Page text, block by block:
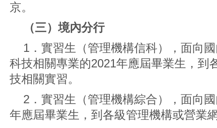
京。
（三）境內分行
1．實習生（管理機構信科），面向
科技相關專業的2021年應屆畢業生，到
技相關實習。
2．實習生（管理機構綜合），面向
年應屆畢業生，到各級管理機構或營業